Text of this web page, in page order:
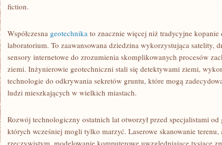
fiction.
Współczesna geotechnika to znacznie więcej niż tradycyjne
laboratorium. To zaawansowana dziedzina wykorzystująca satelity,
sensory internetowe do zrozumienia skomplikowanych procesów
ziemi. Inżynierowie geotechniczni stali się detektywami ziemi,
technologie do odkrywania sekretów gruntu, które mogą
ludzi mieszkających w wielkich miastach.
Rozwój technologiczny ostatnich lat otworzył przed specjalistami
których wcześniej mogli tylko marzyć. Laserowe skanowanie terenu,
rzeczywistym, modelowanie komputerowe uwzględniające tysiące